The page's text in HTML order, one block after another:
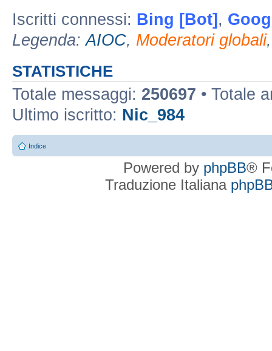
Iscritti connessi: Bing [Bot] ,
Legenda:AIOC, Moderatori globali
STATISTICHE
Totale messaggi: 250697 • Totale
Ultimo iscritto: Nic_984
Indice
Powered by phpBB®
Traduzione Italiana